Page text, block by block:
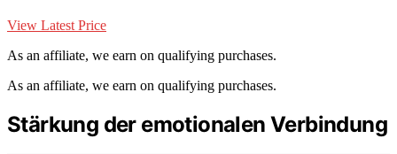
View Latest Price
As an affiliate, we earn on qualifying purchases.
As an affiliate, we earn on qualifying purchases.
Stärkung der emotionalen Verbindung